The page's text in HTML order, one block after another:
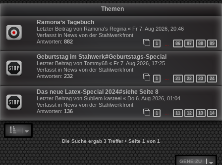
Themen
Ramona‘s Tagebuch
Letzter Beitrag von Ramona's Regina « Fr 7. Aug 2026, 20:46
Verfasst in News von der Stahlwerkfront
Antworten: 882 1 86 87 88 89
Geburtstag im Stahwerk#Geburtstags-Special
Letzter Beitrag von Tommy68 « Fr 7. Aug 2026, 17:25
Verfasst in News von der Stahlwerkfront
Antworten: 232 1 … 21 22 23 24
Das neue Latex-Special 2024#siehe Seite 8
Letzter Beitrag von Subliem kasteel « Do 6. Aug 2026, 01:04
Verfasst in News von der Stahlwerkfront
Antworten: 136 1 11 12 13 14
Die Suche ergab 3 Treffer • Seite1von1
GEHE ZU